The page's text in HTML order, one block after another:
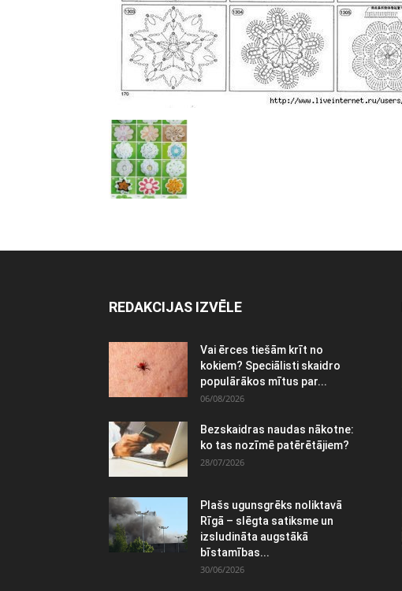
REDAKCIJAS IZVĒLE
Vai ērces tiešām krīt no
kokiem? Speciālisti skaidro
populārākos mītus par...
06/08/2026
Bezskaidras naudas nākotne:
ko tas nozīmē patērētājiem?
28/07/2026
Plašs ugunsgrēks noliktavā
Rīgā – slēgta satiksme un
izsludināta augstākā
bīstamības...
30/06/2026